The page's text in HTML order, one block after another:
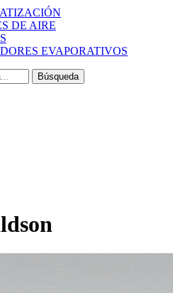
DE AIRE
EVAPORATIVOS
Búsqueda